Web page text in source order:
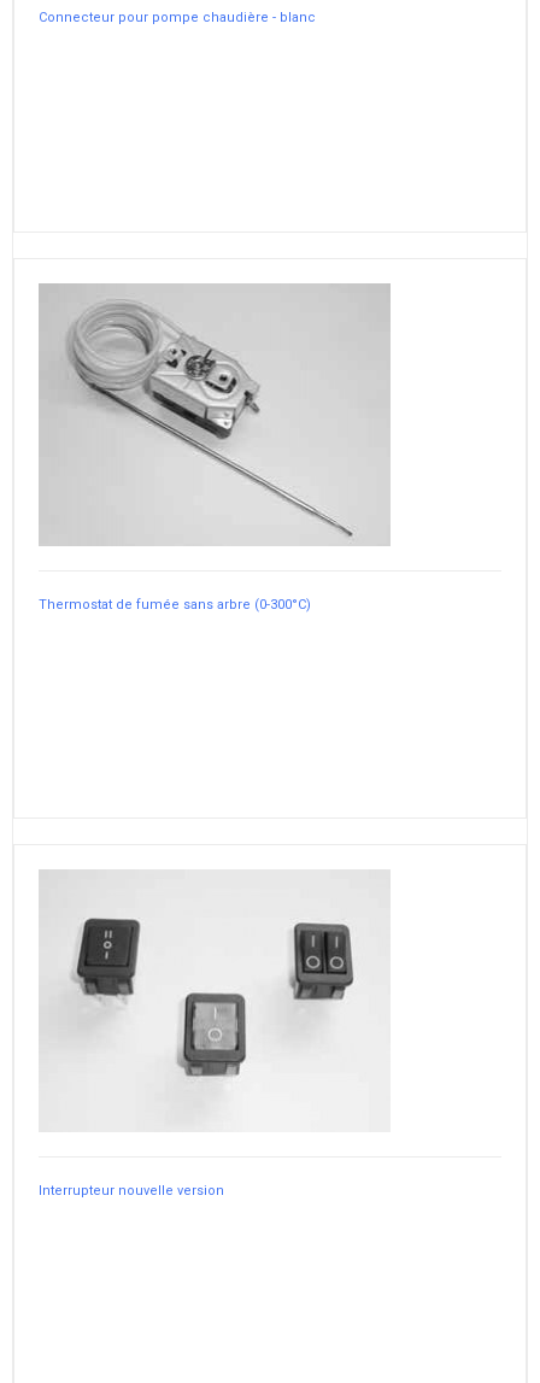
Connecteur pour pompe chaudière - blanc
Thermostat de fumée sans arbre (0-300°C)
Interrupteur nouvelle version